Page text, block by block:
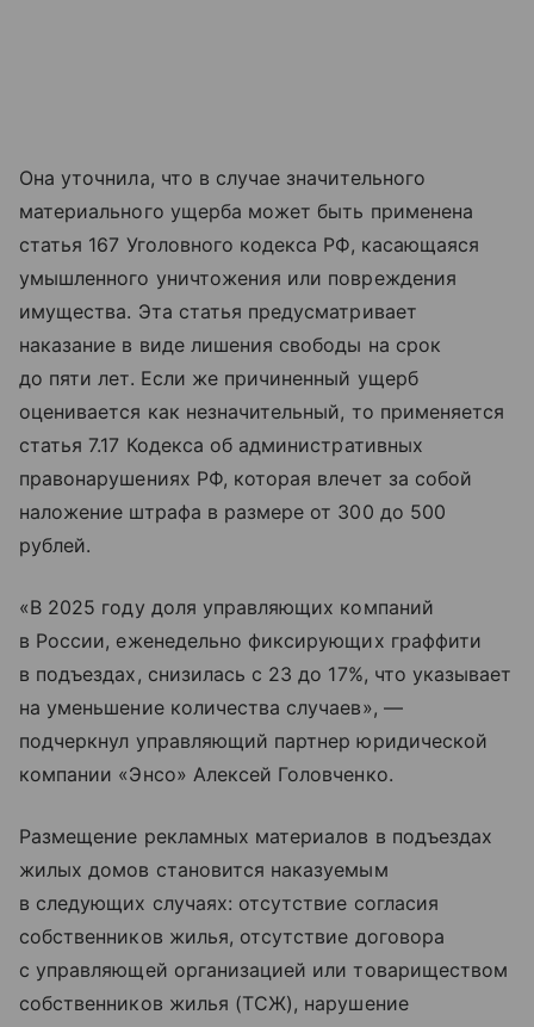
Она уточнила, что в случае значительного
материального ущерба может быть применена
статья 167 Уголовного кодекса РФ, касающаяся
умышленного уничтожения или повреждения
имущества. Эта статья предусматривает
наказание в виде лишения свободы на срок
до пяти лет. Если же причиненный ущерб
оценивается как незначительный, то применяется
статья 7.17 Кодекса об административных
правонарушениях РФ, которая влечет за собой
наложение штрафа в размере от 300 до 500
рублей.
«В 2025 году доля управляющих компаний
в России, еженедельно фиксирующих граффити
в подъездах, снизилась с 23 до 17%, что указывает
на уменьшение количества случаев», —
подчеркнул управляющий партнер юридической
компании «Энсо» Алексей Головченко.
Размещение рекламных материалов в подъездах
жилых домов становится наказуемым
в следующих случаях: отсутствие согласия
собственников жилья, отсутствие договора
с управляющей организацией или товариществом
собственников жилья (ТСЖ), нарушение